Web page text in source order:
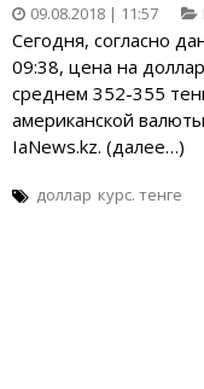
09.08.2018 | 11:57
Сегодня, согласно
09:38, цена на
среднем 352-355
американской
IaNews.kz. (далее…)
доллар курс. тенге